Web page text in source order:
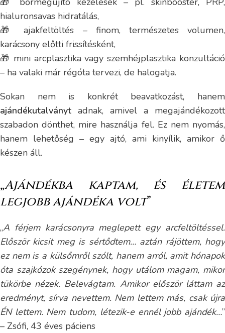
hialuronsavas hidratálás,
🎁 ajakfeltöltés – finom, természetes volumen,
karácsony előtti frissítésként,
🎁 mini arcplasztika vagy szemhéjplasztika konzultáció
– ha valaki már régóta tervezi, de halogatja.
Sokan nem is konkrét beavatkozást, hanem
ajándékutalványt adnak, amivel a megajándékozott
szabadon dönthet, mire használja fel. Ez nem nyomás,
hanem lehetőség – egy ajtó, ami kinyílik, amikor ő
készen áll.
„Ajándékba kaptam, és életem
legjobb ajándéka volt”
„A férjem karácsonyra meglepett egy arcfeltöltéssel.
Először kicsit meg is sértődtem… aztán rájöttem, hogy
ez nem is a külsőmről szólt, hanem arról, amit hónapok
óta szajkózok szegénynek, hogy utálom magam, mikor
tükörbe nézek. Belevágtam. Amikor először láttam az
eredményt, sírva nevettem. Nem lettem más, csak újra
ÉN lettem. Nem tudom, létezik-e ennél jobb ajándék…”
– Zsófi, 43 éves páciens